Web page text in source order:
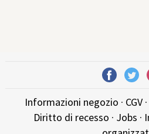
Informazioni negozio · CGV·
Diritto di recesso · Jobs ·